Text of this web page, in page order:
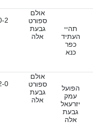
תהיי
העתיד
כפר
כנא
אולם
ספורט
גבעת
אלה
2
הפועל
עמק
יזרעאל
גבעת
אלה
אולם
ספורט
גבעת
אלה
0